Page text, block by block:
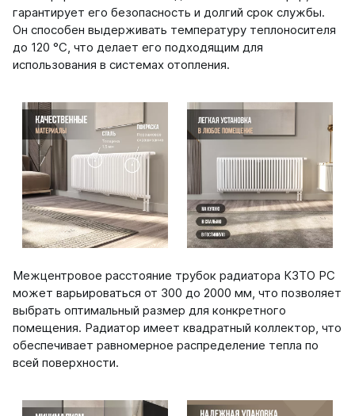
Ellipse
Ellipse S V
Ellipse S H
Гармония
Гармония 1, 2
Гармония С40
Гармония C25 N
Гармония А40
Гармония А25 N
Гармония А20
РС и РСК
Соло
Соло Г
гарантирует его безопасность и долгий срок службы.
Он способен выдерживать температуру теплоносителя
до 120 °C, что делает его подходящим для
использования в системах отопления.
Межцентровое расстояние трубок радиатора КЗТО РС
может варьироваться от 300 до 2000 мм, что позволяет
выбрать оптимальный размер для конкретного
помещения. Радиатор имеет квадратный коллектор, что
обеспечивает равномерное распределение тепла по
всей поверхности.